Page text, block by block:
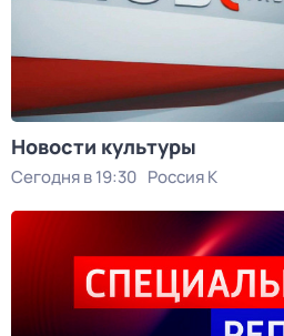
Новости культуры
Сегодня в 19:30 Россия К